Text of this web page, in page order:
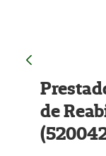
de